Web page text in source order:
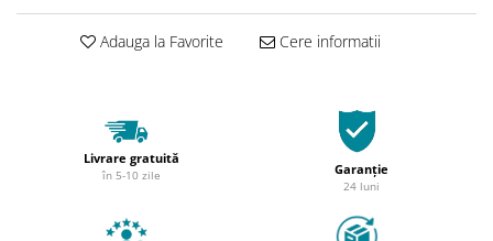
Adauga la Favorite Cere informatii
Livrare gratuită
în 5-10 zile Garanție
24 luni